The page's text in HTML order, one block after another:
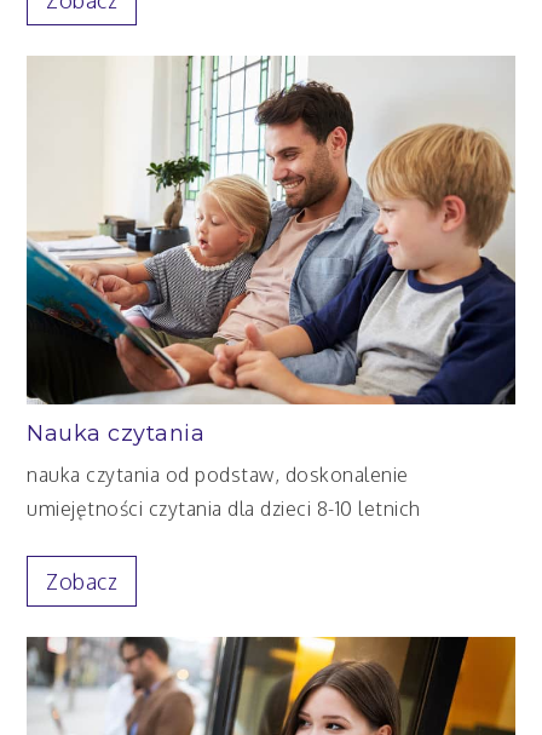
Nauka czytania
nauka czytania od podstaw, doskonalenie
umiejętności czytania dla dzieci 8-10 letnich
Zobacz